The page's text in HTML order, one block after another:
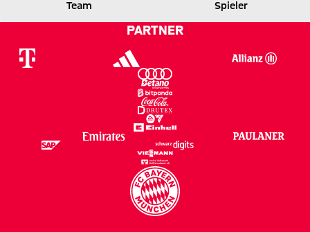
FCB
3 zu 4 Im Elfmeterschießen
3 : 4
CHE
Team Spieler
PARTNER